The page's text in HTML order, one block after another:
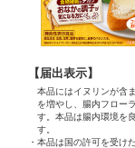
【届出表示】
本品にはイヌリンが含
を増やし、腸内フロー
す。本品は腸内環境を
す。
・本品は国の許可を受け